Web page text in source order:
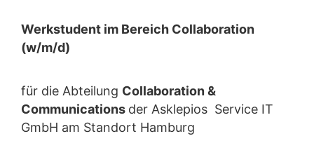
Werkstudent im Bereich Collaboration
(w/m/d)
für die Abteilung Collaboration &
Communications der Asklepios Service IT
GmbH am Standort Hamburg